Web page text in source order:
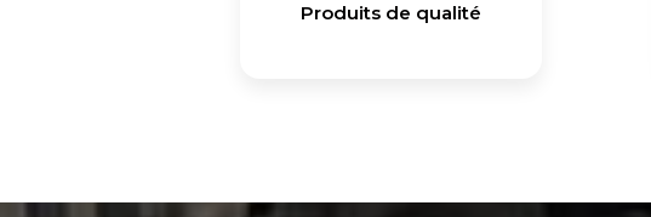
Produits de qualité